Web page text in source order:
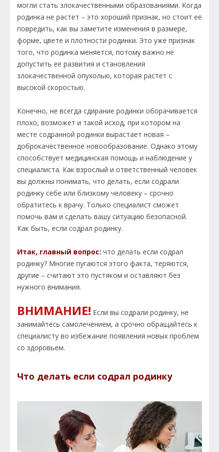
могли стать злокачественными образованиями. Когда
родинка не растет – это хороший признак, но стоит её
повредить, как вы заметите изменения в размере,
форме, цвете и плотности родинки. Это уже признак
того, что родинка меняется, потому важно не
допустить её развития и становления
злокачественной опухолью, которая растет с
высокой скоростью.
Конечно, не всегда сдирание родинки оборачивается
плохо, возможет и такой исход, при котором на
месте содранной родинки вырастает новая –
доброкачественное новообразование. Однако этому
способствует медицинская помощь и наблюдение у
специалиста. Как взрослый и ответственный человек
вы должны понимать, что делать, если содрали
родинку себе или близкому человеку – срочно
обратитесь к врачу. Только специалист сможет
помочь вам и сделать вашу ситуацию безопасной.
Как быть, если содрал родинку.
Итак, главный вопрос: что делать если содрал
родинку? Многие пугаются этого факта, теряются,
другие – считают это пустяком и оставляют без
нужного внимания.
ВНИМАНИЕ! Если вы содрали родинку, не
занимайтесь самолечением, а срочно обращайтесь к
специалисту во избежание появления новых проблем
со здоровьем.
Что делать если содрал родинку